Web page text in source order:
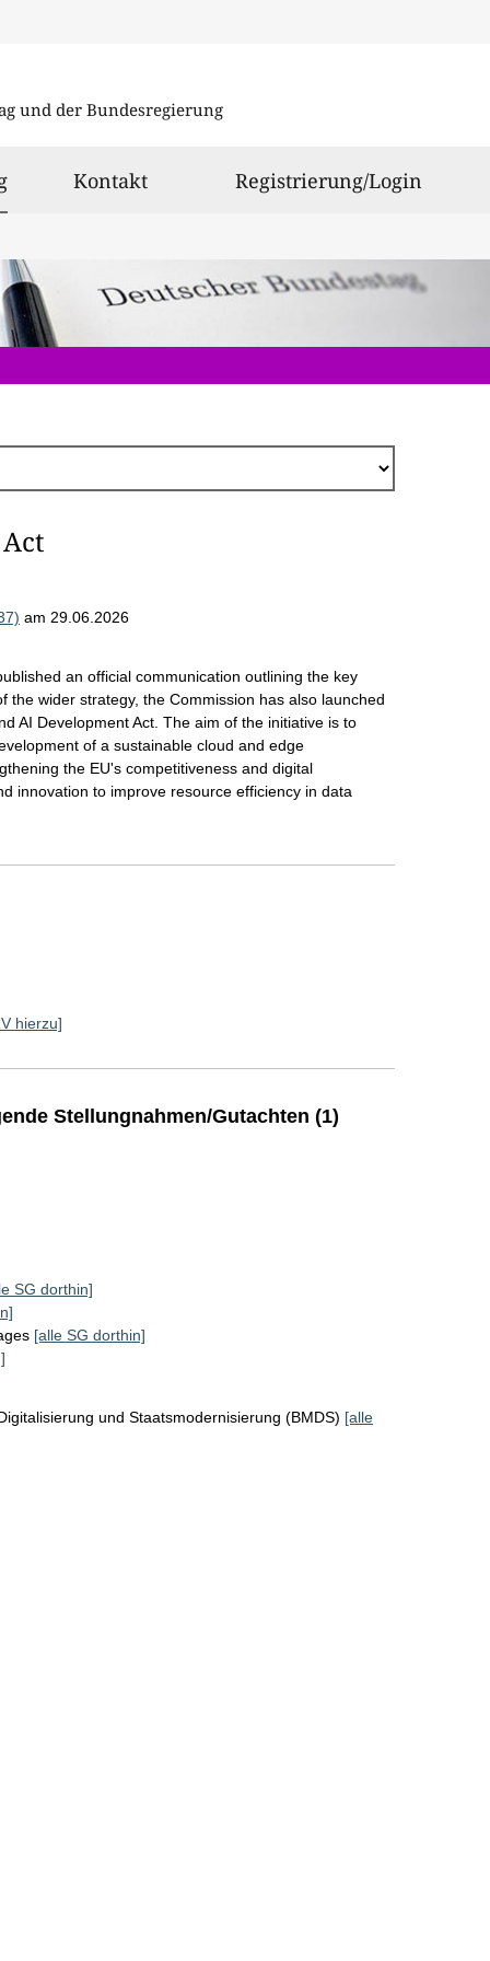
und der Bundesregierung
ausgewählt
Kontakt Registrierung/Login
am 29.06.2026
an official communication outlining the key
the wider strategy, the Commission has also launched
AI Development Act. The aim of the initiative is to
of a sustainable cloud and edge
the EU's competitiveness and digital
innovation to improve resource efficiency in data
hierzu]
Stellungnahmen/Gutachten (1)
SG dorthin]
[alle SG dorthin]
und Staatsmodernisierung (BMDS) [alle